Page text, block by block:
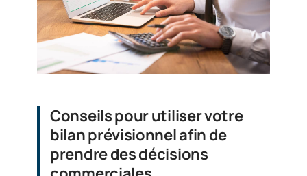
Conseils pour utiliser votre
bilan prévisionnel afin de
prendre des décisions